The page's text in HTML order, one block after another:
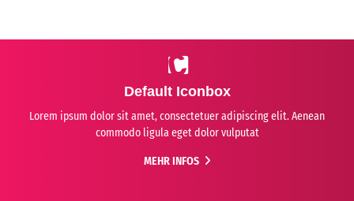
Default Iconbox
Lorem ipsum dolor sit amet, consectetuer adipiscing elit. Aenean
commodo ligula eget dolor vulputat
MEHR INFOS